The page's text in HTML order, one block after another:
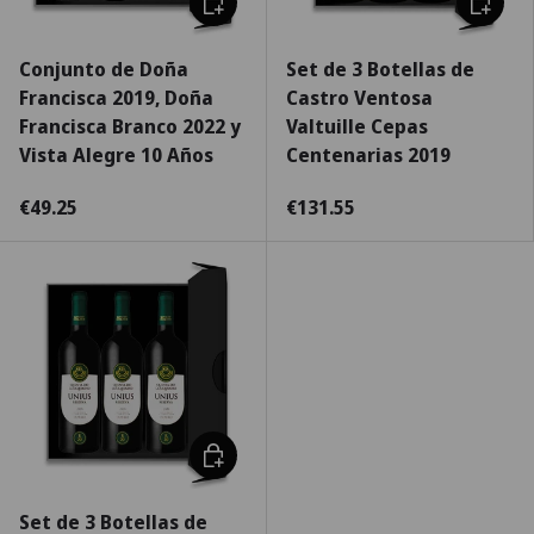
Conjunto de Doña
Francisca 2019, Doña
Francisca Branco 2022 y
Vista Alegre 10 Años
€49.25
Set de 3 Botellas de
Castro Ventosa
Valtuille Cepas
Centenarias 2019
€131.55
Set de 3 Botellas de
Añadir al carrito